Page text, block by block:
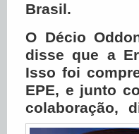
Brasil.
O Décio
disse que a
Isso foi
EPE, e junto
colaboração,